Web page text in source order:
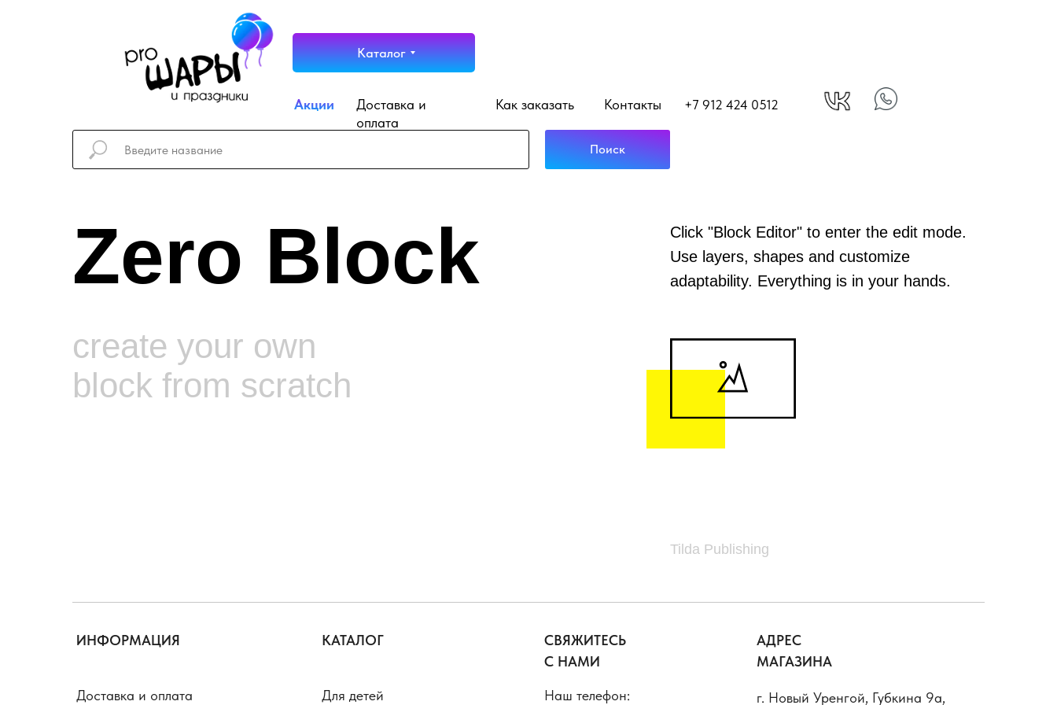
Каталог
Акции
Доставка и
оплата
Контакты
Как заказать +7 912 424 0512
Поиск
Zero Block
Click "Block Editor" to enter the edit mode.
Use layers, shapes and customize
adaptability. Everything is in your hands.
Tilda Publishing
create your own
block from scratch
Для детей
Наш телефон: г. Новый Уренгой, Губкина 9а,
КАТАЛОГ
Доставка и оплата
ИНФОРМАЦИЯ
СВЯЖИТЕСЬ
С НАМИ
АДРЕС
МАГАЗИНА